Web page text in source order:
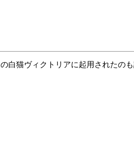
の白猫ヴィクトリアに起用されたの